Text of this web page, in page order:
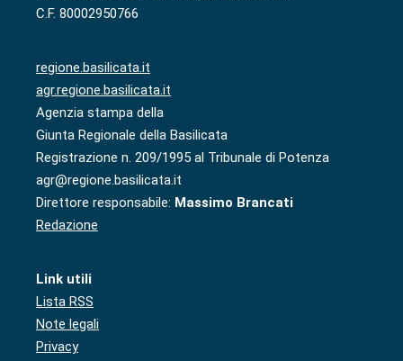
C.F. 80002950766
regione.basilicata.it
agr.regione.basilicata.it
Agenzia stampa della
Giunta Regionale della Basilicata
Registrazione n. 209/1995 al Tribunale di Potenza
agr@regione.basilicata.it
Direttore responsabile: Massimo Brancati
Redazione
Link utili
Lista RSS
Note legali
Privacy